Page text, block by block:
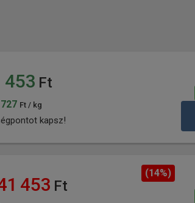
453 Ft
Ft / kg
kapsz!
(14%)
453 Ft